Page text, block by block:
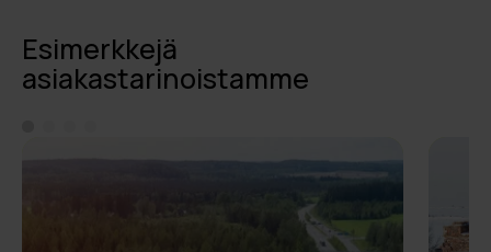
Esimerkkejä
asiakastarinoistamme